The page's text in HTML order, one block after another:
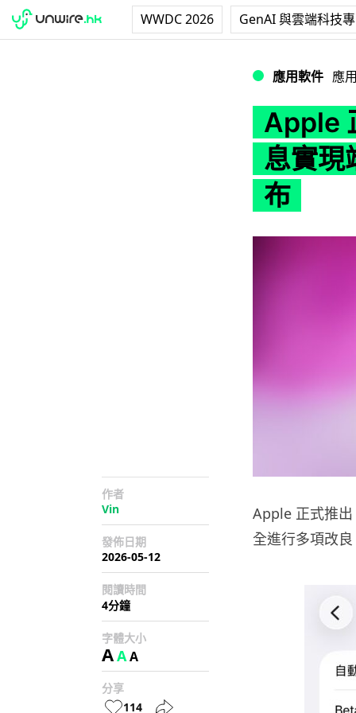
WWDC 2026 GenAI 與雲端科技
應用軟件 應
Apple
息實現
布
作者
Vin
發佈日期
2026-05-12
閱讀時間
4分鐘
字體大小
AAA
分享
114
Apple 正式推
全進行多項改